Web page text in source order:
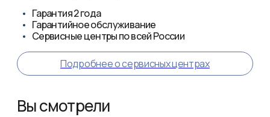
Гарантия2 года
Гарантийное обслуживание
Сервисные центры по всей России
Подробнее о сервисных центрах
Вы смотрели